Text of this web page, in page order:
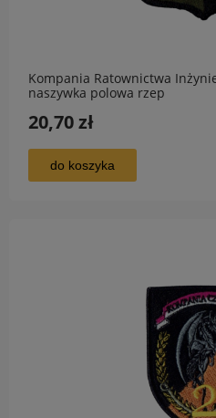
Kompania Ratownictwa
naszywka polowa rzep
20,70 zł
do koszyka